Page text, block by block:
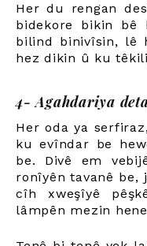
Her du rengan
bidekore bikin bê
bilind binivîsin, lê
hez dikin û ku
4- Agahdariya
Her oda ya
ku evîndar be
be. Divê em
ronîyên tavanê
cîh xweşîyê
lâmpên mezin